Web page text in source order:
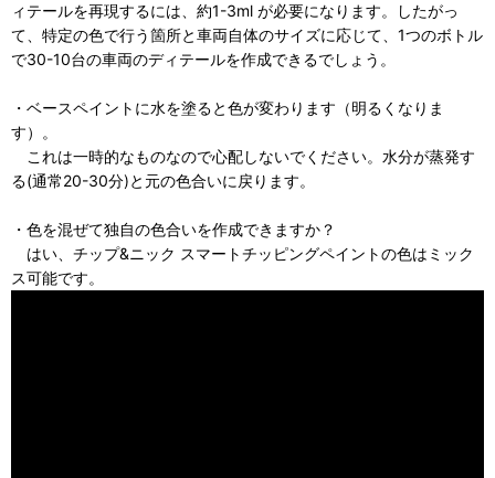
ィテールを再現するには、約1-3ml が必要になります。したがっ
て、特定の色で行う箇所と車両自体のサイズに応じて、1つのボトル
で30-10台の車両のディテールを作成できるでしょう。
・ベースペイントに水を塗ると色が変わります（明るくなりま
す）。
これは一時的なものなので心配しないでください。水分が蒸発す
る(通常20-30分)と元の色合いに戻ります。
・色を混ぜて独自の色合いを作成できますか？
はい、チップ&ニック スマートチッピングペイントの色はミック
ス可能です。